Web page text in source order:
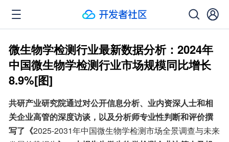
微生物学检测行业最新数据分析：2024年
中国微生物学检测行业市场规模同比增长
8.9%[图]
共研产业研究院通过对公开信息分析、业内资深人士和相
关企业高管的深度访谈，以及分析师专业性判断和评价撰
写了《2025-2031年中国微生物学检测市场全景调查与未来